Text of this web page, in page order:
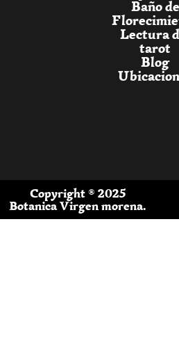
Baño de
Lectura
tarot
Blog
Copyright ® 2025
Botanica Virgen morena.